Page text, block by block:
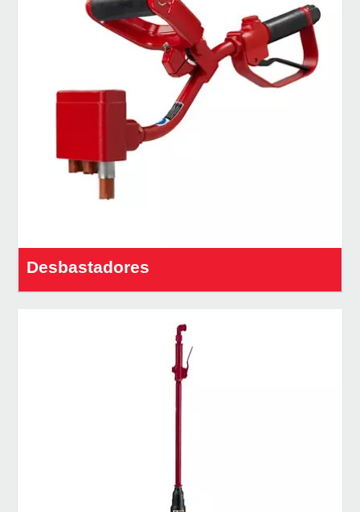
Desbastadores